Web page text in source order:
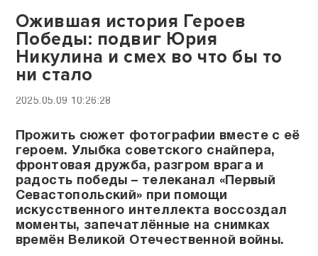
Ожившая история Героев
Победы: подвиг Юрия
Никулина и смех во что бы то
ни стало
2025.05.09 10:26:28
Прожить сюжет фотографии вместе с её
героем. Улыбка советского снайпера,
фронтовая дружба, разгром врага и
радость победы – телеканал «Первый
Севастопольский» при помощи
искусственного интеллекта воссоздал
моменты, запечатлённые на снимках
времён Великой Отечественной войны.